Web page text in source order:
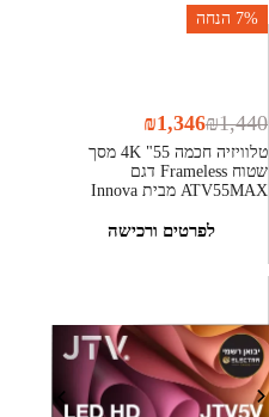
7% הנחה
טלוויזיה חכמה 55" 4K מסך
שטוח Frameless דגם
ATV55MAX מבית Innova
₪1,440
₪1,346
לפרטים ורכישה